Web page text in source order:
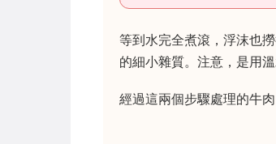
等到水完全煮滾，浮沫也
的細小雜質。注意，是用
經過這兩個步驟處理的牛